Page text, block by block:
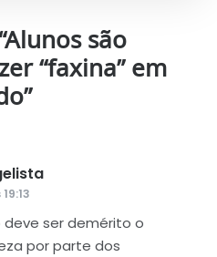
Alunos são
“faxina” em
”
deve ser demérito o
por parte dos